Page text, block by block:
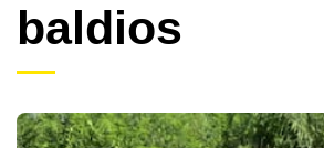
baldios